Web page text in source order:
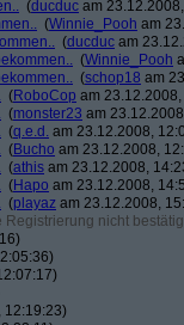
(ducduc am
(Winnie_Pooh am
(ducduc am
(Winnie_Pooh
(schop18 am
(RoboCop am
(monster23 am
(q.e.d. am 23.12.2008,
(Bucho am 23.12.2008,
(athis am 23.12.2008,
(Hapo am 23.12.2008,
(playaz am 23.12.2008,
Registrierung nicht
12:19:23)